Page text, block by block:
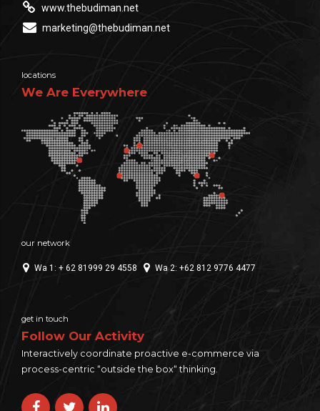
www.thebudiman.net
marketing@thebudiman.net
locations
We Are Everywhere
our network
Wa 1: + 62 81999 29 4558 Wa 2: +62 812 9776 4477
get in touch
Follow Our Activity
Interactively coordinate proactive e-commerce via
process-centric “outside the box“ thinking.